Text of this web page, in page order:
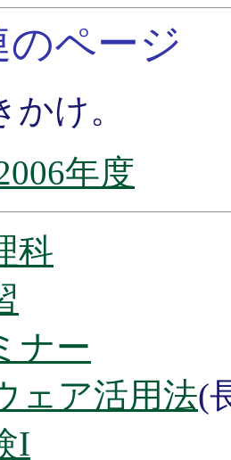
ページ
け。
年度
科
ナー
ェア活用法(
I